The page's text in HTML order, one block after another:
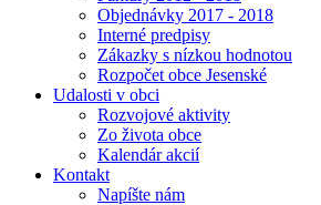
Objednávky 2017 - 2018
Interné predpisy
Zákazky s nízkou hodnotou
Rozpočet obce Jesenské
Udalosti v obci
Rozvojové aktivity
Zo života obce
Kalendár akcií
Kontakt
Napíšte nám